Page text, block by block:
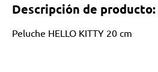
Descripción de producto:
Peluche HELLO KITTY 20 cm